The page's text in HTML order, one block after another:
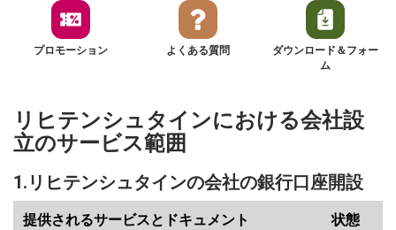
プロモーション よくある質問
ダウンロード＆フォー
ム
リヒテンシュタインにおける会社設
立のサービス範囲
1.リヒテンシュタインの会社の銀行口座開設
提供されるサービスとドキュメント 状態